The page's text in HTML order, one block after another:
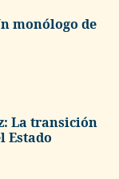
monólogo de
La transición
Estado